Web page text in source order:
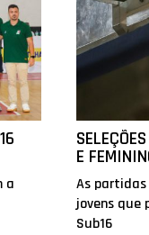
a
E
As
jovens que
Sub16